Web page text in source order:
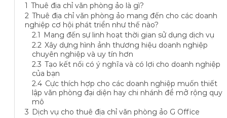
1 Thuê địa chỉ văn phòng ảo là gì?
2 Thuê địa chỉ văn phòng ảo mang đến cho các doanh
nghiệp cơ hội phát triển như thế nào?
2.1 Mang đến sự linh hoạt thời gian sử dụng dịch vụ
2.2 Xây dựng hình ảnh thương hiệu doanh nghiệp
chuyên nghiệp và uy tín hơn
2.3 Tạo kết nối có ý nghĩa và có lợi cho doanh nghiệp
của bạn
2.4 Cực thích hợp cho các doanh nghiệp muốn thiết
lập văn phòng đại diện hay chi nhánh để mở rộng quy
mô
3 Dịch vụ cho thuê địa chỉ văn phòng ảo G Office